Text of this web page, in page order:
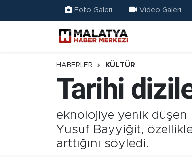
Foto Galeri Video Galeri
HABERLER KÜLTÜR
Tarihi
eknolojiye yenik düşen
Yusuf Bayyiğit,
arttığını söyledi.